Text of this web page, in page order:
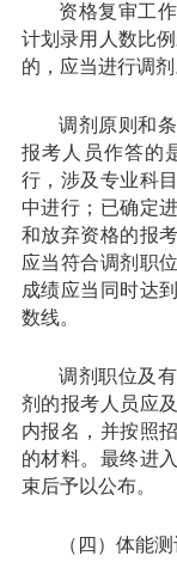
资格复审工
计划录用人数比
的，应当进行调剂
调剂原则和
报考人员作答的
行，涉及专业科
中进行；已确定
和放弃资格的报
应当符合调剂职
成绩应当同时达
数线。
调剂职位及
剂的报考人员应
内报名，并按照
的材料。最终进
束后予以公布。
（四）体能